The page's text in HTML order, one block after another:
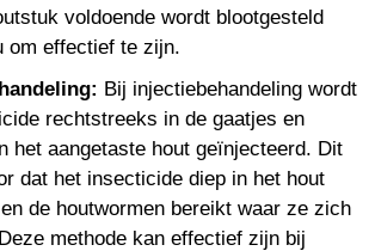
voldoende wordt blootgesteld
om effectief te zijn.
Bij injectiebehandeling wordt
rechtstreeks in de gaatjes en
het aangetaste hout geïnjecteerd. Dit
dat het insecticide diep in het hout
de houtwormen bereikt waar ze zich
methode kan effectief zijn bij